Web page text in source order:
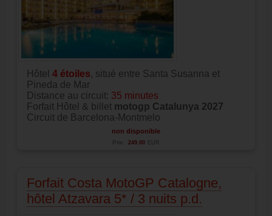
Hôtel 4 étoiles, situé entre Santa Susanna et
Pineda de Mar
Distance au circuit: 35 minutes
Forfait Hôtel & billet motogp Catalunya 2027
Circuit de Barcelona-Montmelo
non disponible
Prix: 249.00 EUR
Forfait Costa MotoGP Catalogne,
hôtel Atzavara 5* / 3 nuits p.d.